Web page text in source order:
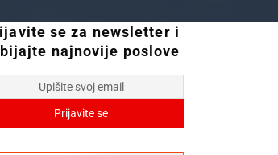
se za newsletter i
najnovije poslove